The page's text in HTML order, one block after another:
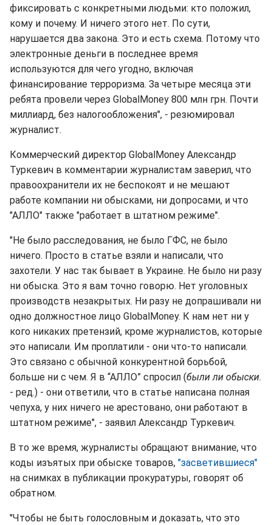
фиксировать с конкретными людьми: кто положил,
кому и почему. И ничего этого нет. По сути,
нарушается два закона. Это и есть схема. Потому что
электронные деньги в последнее время
используются для чего угодно, включая
финансирование терроризма. За четыре месяца эти
ребята провели через GlobalMoney 800 млн грн. Почти
миллиард, без налогообложения", - резюмировал
журналист.
Коммерческий директор GlobalMoney Александр
Туркевич в комментарии журналистам заверил, что
правоохранители их не беспокоят и не мешают
работе компании ни обысками, ни допросами, и что
"АЛЛО" также "работает в штатном режиме".
"Не было расследования, не было ГФС, не было
ничего. Просто в статье взяли и написали, что
захотели. У нас так бывает в Украине. Не было ни разу
ни обыска. Это я вам точно говорю. Нет уголовных
производств незакрытых. Ни разу не допрашивали ни
одно должностное лицо GlobalMoney. К нам нет ни у
кого никаких претензий, кроме журналистов, которые
это написали. Им проплатили - они что-то написали.
Это связано с обычной конкурентной борьбой,
больше ни с чем. Я в “АЛЛО” спросил (были ли обыски.
- ред.) - они ответили, что в статье написана полная
чепуха, у них ничего не арестовано, они работают в
штатном режиме", - заявил Александр Туркевич.
В то же время, журналисты обращают внимание, что
коды изъятых при обыске товаров, "засветившиеся"
на снимках в публикации прокуратуры, говорят об
обратном.
"Чтобы не быть голословным и доказать, что это